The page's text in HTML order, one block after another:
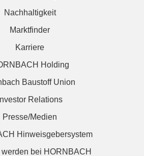
Nachhaltigkeit
Marktfinder
Karriere
Holding
Baustoff Union
Investor Relations
Presse/Medien
Hinweisgebersystem
werden bei HORNBACH